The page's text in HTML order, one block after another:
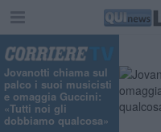
Jovanotti chiama sul
palco i suoi musicisti
e omaggia Guccini:
«Tutti noi gli
dobbiamo qualcosa»